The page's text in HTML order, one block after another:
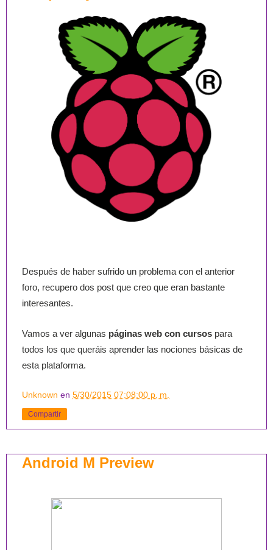
Después de haber sufrido un problema con el anterior
foro, recupero dos post que creo que eran bastante
interesantes.
Vamos a ver algunas páginas web con cursos para
todos los que queráis aprender las nociones básicas de
esta plataforma.
Unknown en 5/30/2015 07:08:00 p. m.
Compartir
Android M Preview